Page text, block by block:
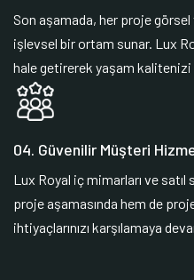
Son aşamada, her proje görsel
işlevsel bir ortam sunar. Lux
hale getirerek yaşam kalitenizi
04. Güvenilir Müşteri
Lux Royal iç mimarları ve
proje aşamasında hem de
ihtiyaçlarınızı karşılamaya